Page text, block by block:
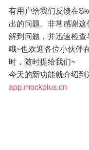
有用户给我们反馈在
出的问题。非常感谢
解到问题，并迅速检
哦~也欢迎各位小伙伴
时，随时提给我们~
今天的新功能就介绍到
app.mockplus.cn